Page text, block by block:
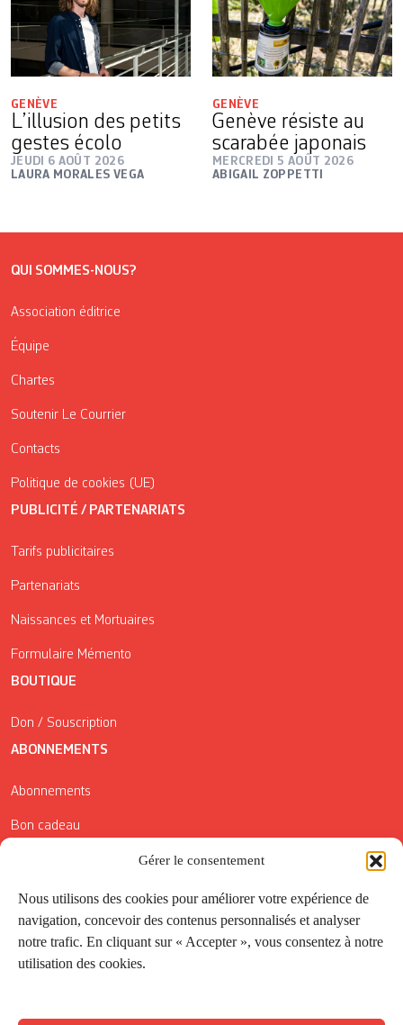
Gérer le consentement
Nous utilisons des cookies pour améliorer votre expérience de
navigation, concevoir des contenus personnalisés et analyser
notre trafic. En cliquant sur « Accepter », vous consentez à notre
utilisation des cookies.
GENÈVE
L’illusion des petits
gestes écolo
JEUDI 6 AOÛT 2026
LAURA MORALES VEGA
GENÈVE
Genève résiste au
scarabée japonais
MERCREDI 5 AOÛT 2026
ABIGAIL ZOPPETTI
QUI SOMMES-NOUS?
Association éditrice
Équipe
Chartes
Soutenir Le Courrier
Contacts
Politique de cookies (UE)
PUBLICITÉ / PARTENARIATS
Tarifs publicitaires
Partenariats
Naissances et Mortuaires
Formulaire Mémento
BOUTIQUE
Don / Souscription
ABONNEMENTS
Abonnements
Bon cadeau
Conditions générales de vente
Réductions de la Carte Côté Courrier
Application